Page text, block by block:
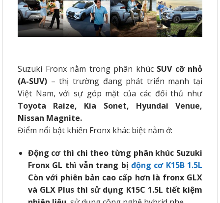
Suzuki Fronx nằm trong phân khúc SUV cỡ nhỏ
(A-SUV) – thị trường đang phát triển mạnh tại
Việt Nam, với sự góp mặt của các đối thủ như
Toyota Raize, Kia Sonet, Hyundai Venue,
Nissan Magnite.
Điểm nổi bật khiến Fronx khác biệt nằm ở:
Động cơ thì chi theo từng phân khúc Suzuki
Fronx GL thì vẫn trang bị động cơ K15B 1.5L
Còn với phiên bản cao cấp hơn là fronx GLX
và GLX Plus thì sử dụng K15C 1.5L tiết kiệm